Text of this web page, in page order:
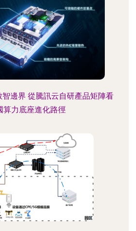
邊界 從騰訊云自研產品矩陣看
算力底座進化路徑